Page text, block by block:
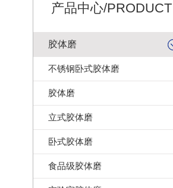
产品中心/PRODUCT
胶体磨
不锈钢卧式胶体磨
胶体磨
立式胶体磨
卧式胶体磨
食品级胶体磨